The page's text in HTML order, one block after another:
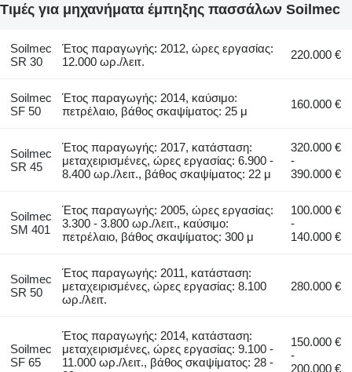
Τιμές για μηχανήματα έμπηξης πασσάλων Soilmec
Soilmec
SR 30
Έτος παραγωγής: 2012, ώρες εργασίας:
12.000 ωρ./λειτ.
220.000 €
Soilmec
SF 50
Έτος παραγωγής: 2014, καύσιμο:
πετρέλαιο, βάθος σκαψίματος: 25 μ
160.000 €
Soilmec
SR 45
Έτος παραγωγής: 2017, κατάσταση:
μεταχειρισμένες, ώρες εργασίας: 6.900 -
8.400 ωρ./λειτ., βάθος σκαψίματος: 22 μ
320.000 €
-
390.000 €
Soilmec
SM 401
Έτος παραγωγής: 2005, ώρες εργασίας:
3.300 - 3.800 ωρ./λειτ., καύσιμο:
πετρέλαιο, βάθος σκαψίματος: 300 μ
100.000 €
-
140.000 €
Soilmec
SR 50
Έτος παραγωγής: 2011, κατάσταση:
μεταχειρισμένες, ώρες εργασίας: 8.100
ωρ./λειτ.
280.000 €
Soilmec
SF 65
Έτος παραγωγής: 2014, κατάσταση:
μεταχειρισμένες, ώρες εργασίας: 9.100 -
11.000 ωρ./λειτ., βάθος σκαψίματος: 28 -
150.000 €
-
200.000 €